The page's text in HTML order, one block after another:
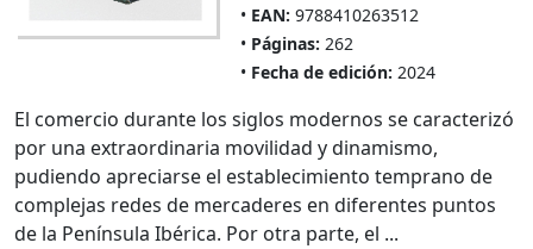
EAN: 9788410263512
Páginas: 262
Fecha de edición: 2024
El comercio durante los siglos modernos se caracterizó
por una extraordinaria movilidad y dinamismo,
pudiendo apreciarse el establecimiento temprano de
complejas redes de mercaderes en diferentes puntos
de la Península Ibérica. Por otra parte, el ...